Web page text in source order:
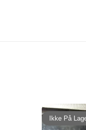
Ikke På